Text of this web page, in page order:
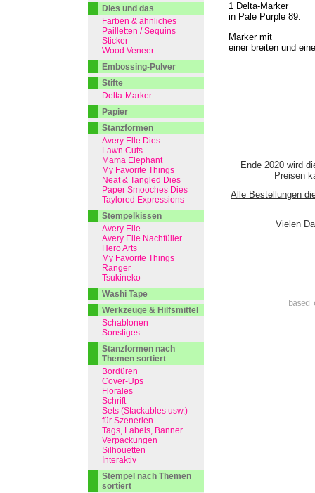
1 Delta-Marker
in Pale Purple 89.
Marker mit
einer breiten und
Ende 2020 wird
Preisen
Alle Bestellungen
Vielen
Dies und das
Farben & ähnliches
Pailletten / Sequins
Sticker
Wood Veneer
Embossing-Pulver
Stifte
Delta-Marker
Papier
Stanzformen
Avery Elle Dies
Lawn Cuts
Mama Elephant
My Favorite Things
Neat & Tangled Dies
Paper Smooches Dies
Taylored Expressions
Stempelkissen
Avery Elle
Avery Elle Nachfüller
Hero Arts
My Favorite Things
Ranger
Tsukineko
Washi Tape
Werkzeuge & Hilfsmittel
Schablonen
Sonstiges
Stanzformen nach
Themen sortiert
Bordüren
Cover-Ups
Florales
Schrift
Sets (Stackables usw.)
für Szenerien
Tags, Labels, Banner
Verpackungen
Silhouetten
Interaktiv
Stempel nach Themen
sortiert